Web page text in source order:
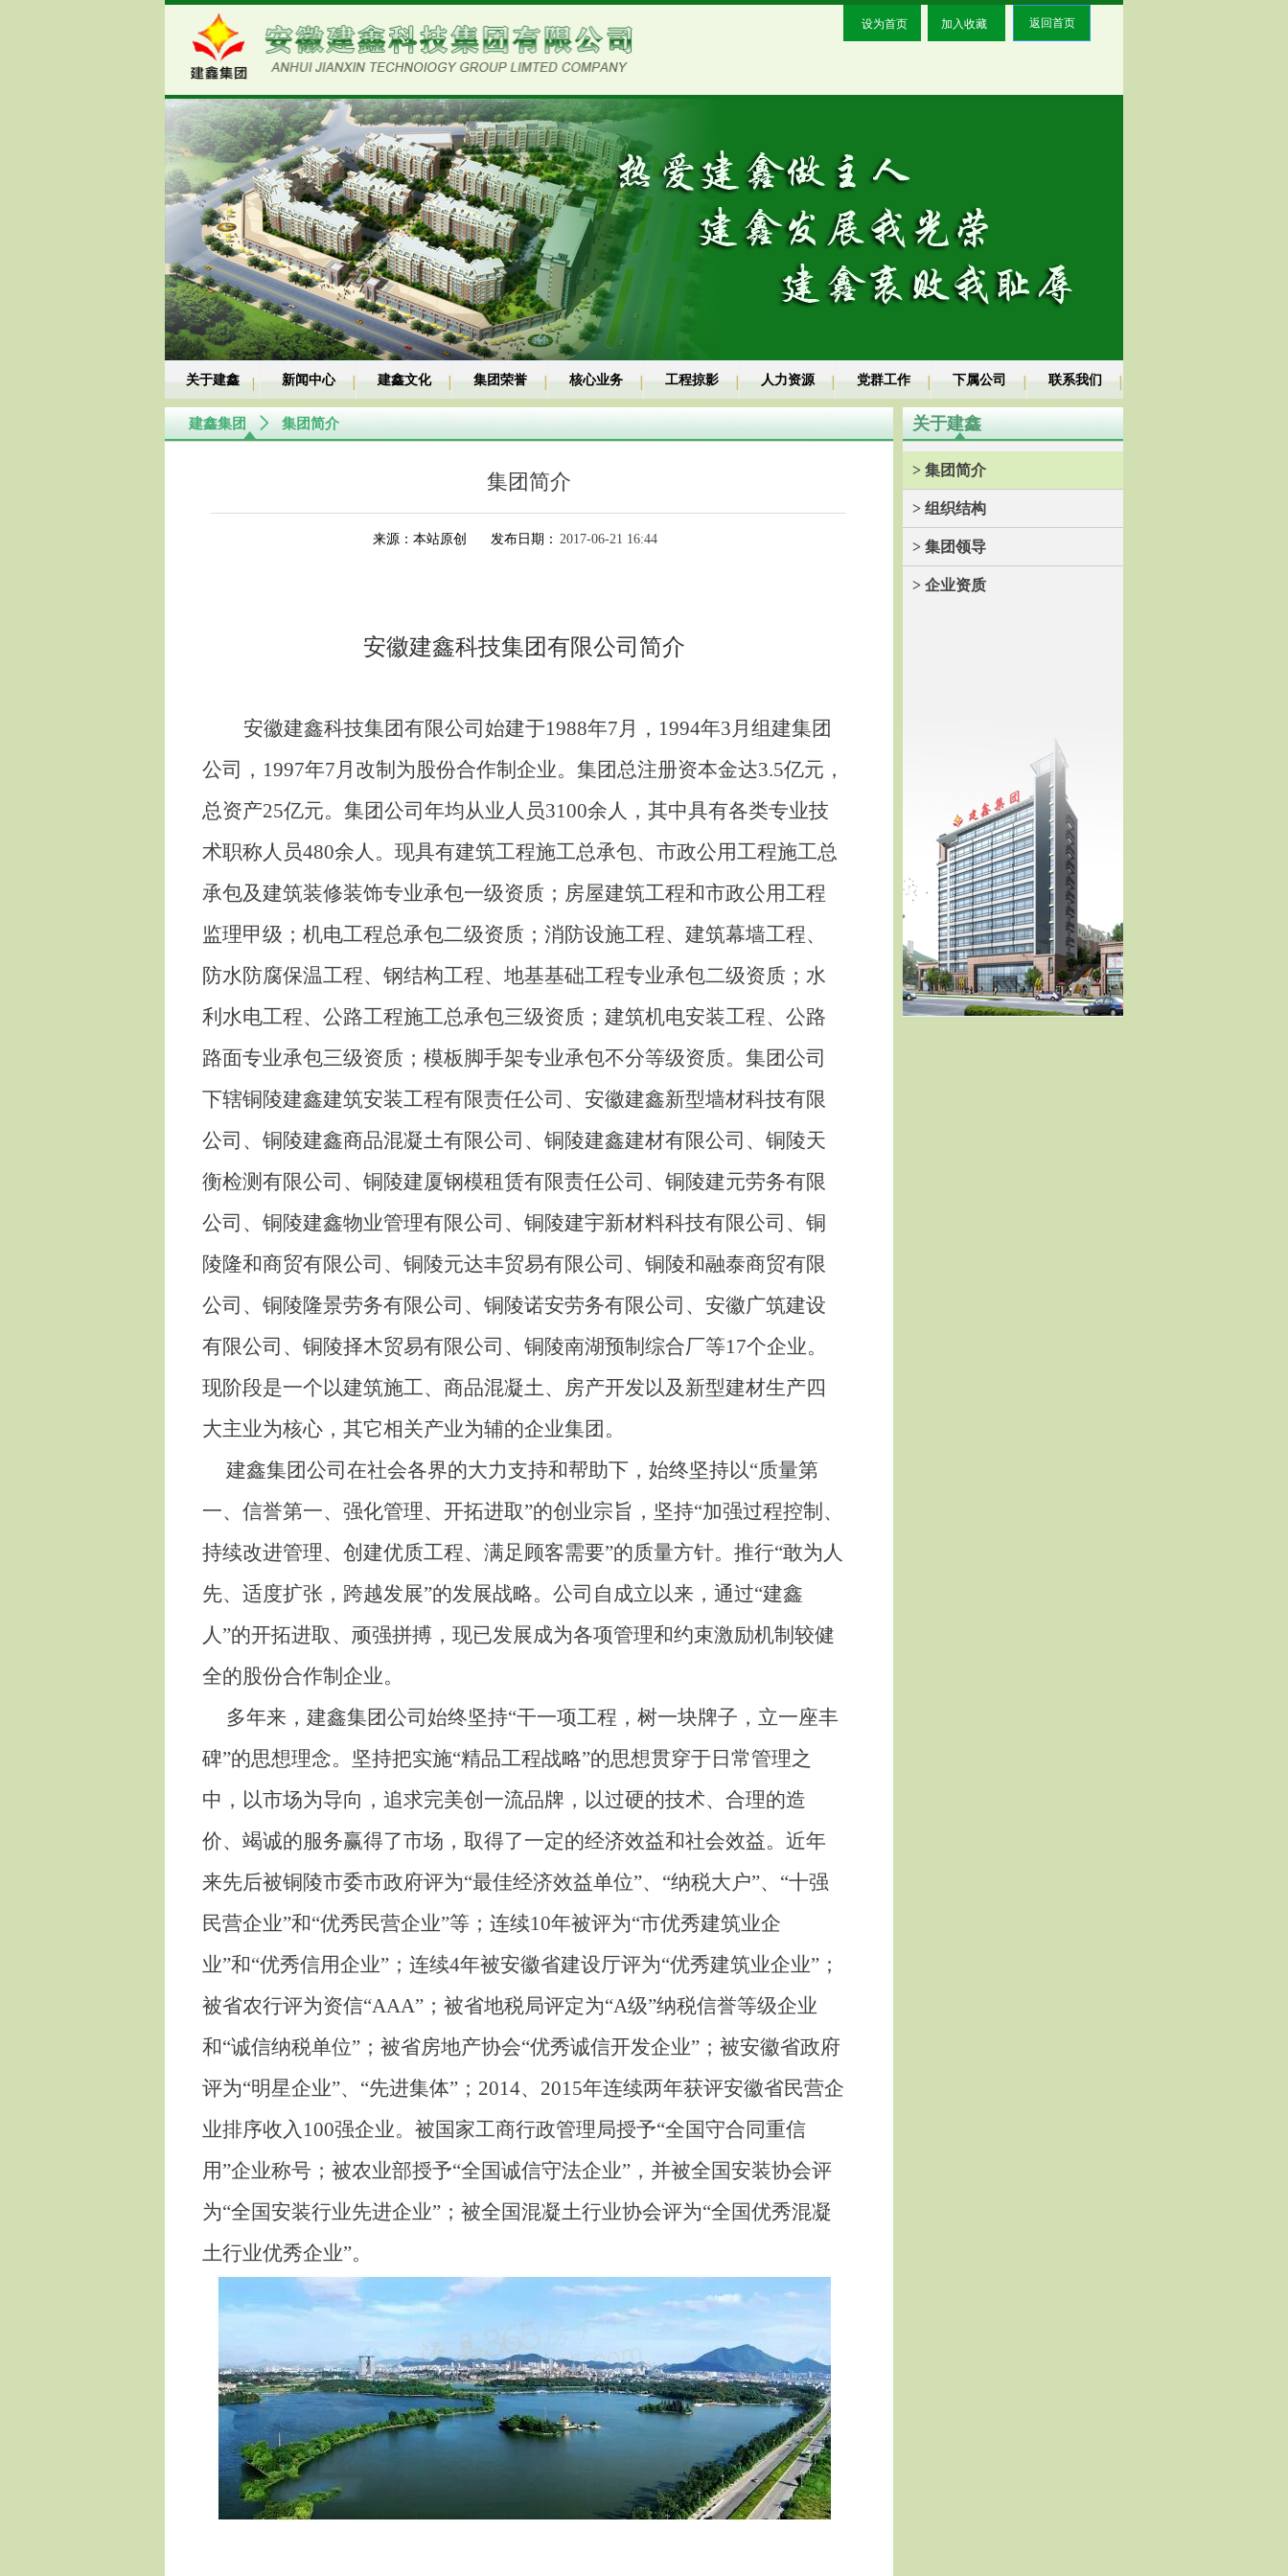
设为首页 加入收藏 返回首页
关于建鑫 新闻中心 建鑫文化 集团荣誉 核心业务 工程掠影 人力资源 党群工作 下属公司 联系我们
建鑫集团 ꄲ 集团简介
集团简介
来源：本站原创 发布日期： 2017-06-21 16:44
安徽建鑫科技集团有限公司简介
安徽建鑫科技集团有限公司始建于1988年7月，1994年3月组建集团
公司，1997年7月改制为股份合作制企业。集团总注册资本金达3.5亿元，
总资产25亿元。集团公司年均从业人员3100余人，其中具有各类专业技
术职称人员480余人。 现具有建筑工程施工总承包、市政公用工程施工总
承包及建筑装修装饰专业承包一级资质；房屋建筑工程和市政公用工程
监理甲级；机电工程总承包二级资质；消防设施工程、建筑幕墙工程、
防水防腐保温工程、钢结构工程、地基基础工程专业承包二级资质；水
利水电工程、公路工程施工总承包三级资质；建筑机电安装工程、公路
路面专业承包三级资质；模板脚手架专业承包不分等级资质。 集团公司
下辖铜陵建鑫建筑安装工程有限责任公司、安徽建鑫新型墙材科技有限
公司、铜陵建鑫商品混凝土有限公司、铜陵建鑫建材有限公司、铜陵天
衡检测有限公司、铜陵建厦钢模租赁有限责任公司、铜陵建元劳务有限
公司、铜陵建鑫物业管理有限公司、铜陵建宇新材料科技有限公司、铜
陵隆和商贸有限公司、铜陵元达丰贸易有限公司、铜陵和融泰商贸有限
公司、铜陵隆景劳务有限公司、铜陵诺安劳务有限公司、安徽广筑建设
有限公司、铜陵择木贸易有限公司、铜陵南湖预制综合厂等17个企业。
现阶段是一个以建筑施工、商品混凝土、房产开发以及新型建材生产四
大主业为核心，其它相关产业为辅的企业集团。
建鑫集团公司在社会各界的大力支持和帮助下，始终坚持以“质量第
一、信誉第一、强化管理、开拓进取”的创业宗旨，坚持“加强过程控制、
持续改进管理、创建优质工程、满足顾客需要”的质量方针。推行“敢为人
先、适度扩张，跨越发展”的发展战略。公司自成立以来，通过“建鑫
人”的开拓进取、顽强拼搏，现已发展成为各项管理和约束激励机制较健
全的股份合作制企业。
多年来，建鑫集团公司始终坚持“干一项工程，树一块牌子，立一座丰
碑”的思想理念。坚持把实施“精品工程战略”的思想贯穿于日常管理之
中，以市场为导向，追求完美创一流品牌，以过硬的技术、合理的造
价、竭诚的服务赢得了市场，取得了一定的经济效益和社会效益。近年
来先后被铜陵市委市政府评为“最佳经济效益单位”、“纳税大户”、“十强
民营企业”和“优秀民营企业”等；连续10年被评为“市优秀建筑业企
业”和“优秀信用企业”；连续4年被安徽省建设厅评为“优秀建筑业企业”；
被省农行评为资信“AAA”；被省地税局评定为“A级”纳税信誉等级企业
和“诚信纳税单位”；被省房地产协会“优秀诚信开发企业”；被安徽省政府
评为“明星企业”、“先进集体”；2014、2015年连续两年获评安徽省民营企
业排序收入100强企业。被国家工商行政管理局授予“全国守合同重信
用”企业称号；被农业部授予“全国诚信守法企业”，并被全国安装协会评
为“全国安装行业先进企业”；被全国混凝土行业协会评为“全国优秀混凝
土行业优秀企业”。
> 集团简介
> 组织结构
> 集团领导
> 企业资质
关于建鑫